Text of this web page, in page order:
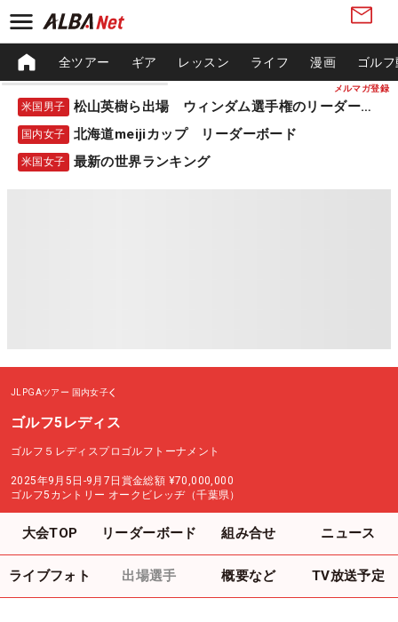
メルマガ登録
全ツアー ギア レッスン ライフ 漫画 ゴル
米国男子 松山英樹ら出場 ウィンダム選手権のリーダーボード
国内女子 北海道meijiカップ リーダーボード
米国女子 最新の世界ランキング
JLPGAツアー 国内女子
ゴルフ5レディス
ゴルフ５レディスプロゴルフトーナメント
2025年9月5日-9月7日 賞金総額 ¥70,000,000
ゴルフ5カントリー オークビレッヂ（千葉県）
大会TOP リーダーボード 組み合せ ニュース
ライブフォト 出場選手 概要など TV放送予定